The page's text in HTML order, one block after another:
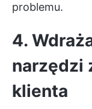
problemu.
4.
narzędzi
klienta